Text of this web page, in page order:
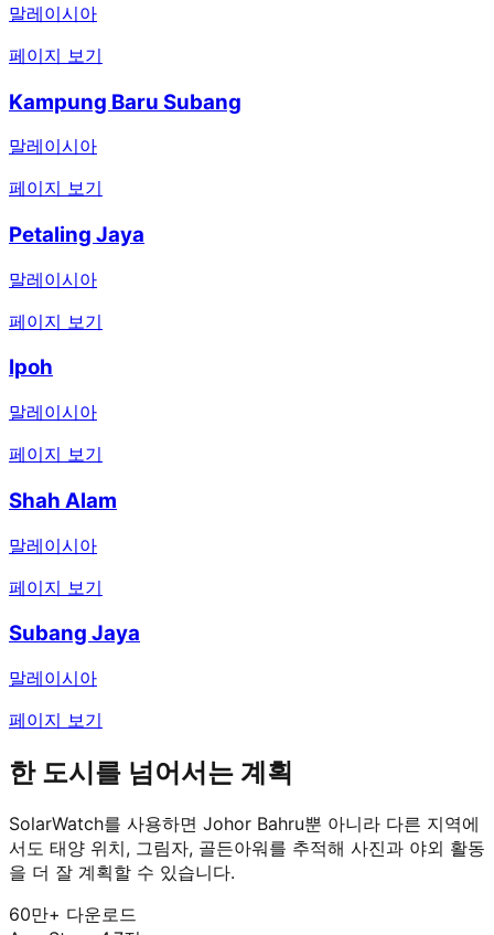
말레이시아
페이지 보기
Kampung Baru Subang
말레이시아
페이지 보기
Petaling Jaya
말레이시아
페이지 보기
Ipoh
말레이시아
페이지 보기
Shah Alam
말레이시아
페이지 보기
Subang Jaya
말레이시아
페이지 보기
한 도시를 넘어서는 계획
SolarWatch를 사용하면 Johor Bahru뿐 아니라 다른 지역에
서도 태양 위치, 그림자, 골든아워를 추적해 사진과 야외 활동
을 더 잘 계획할 수 있습니다.
60만+ 다운로드